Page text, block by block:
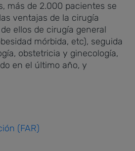
más de 2.000 pacientes se
ventajas de la cirugía
ellos de cirugía general
mórbida, etc), seguida
obstetricia y ginecología,
en el último año, y
(FAR)